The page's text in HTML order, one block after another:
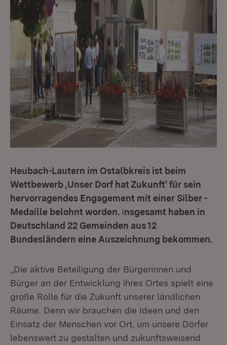
Heubach-Lautern im Ostalbkreis ist beim
Wettbewerb ‚Unser Dorf hat Zukunft‘ für sein
hervorragendes Engagement mit einer Silber -
Medaille belohnt worden. Insgesamt haben in
Deutschland 22 Gemeinden aus 12
Bundesländern eine Auszeichnung bekommen.
„Die aktive Beteiligung der Bürgerinnen und
Bürger an der Entwicklung ihres Ortes spielt eine
große Rolle für die Zukunft unserer ländlichen
Räume. Denn wir brauchen die Ideen und den
Einsatz der Menschen vor Ort, um unsere Dörfer
lebenswert zu gestalten und zukunftsweisend